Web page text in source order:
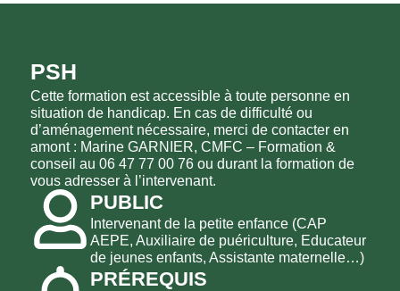
PUBLIC
Intervenant de la petite enfance (CAP
AEPE, Auxiliaire de puériculture, Educateur
de jeunes enfants, Assistante maternelle…)
PRÉREQUIS
PSH
Cette formation est accessible à toute personne en
situation de handicap. En cas de difficulté ou
d’aménagement nécessaire, merci de contacter en
amont : Marine GARNIER, CMFC – Formation &
conseil au 06 47 77 00 76 ou durant la formation de
vous adresser à l’intervenant.